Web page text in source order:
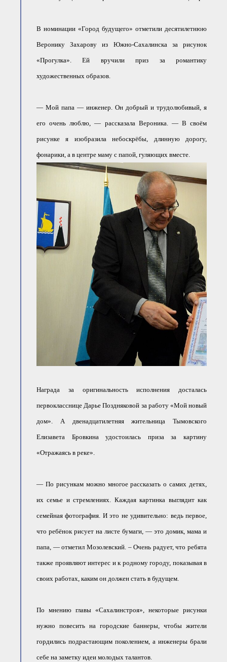
В номинации «Город будущего» отметили десятилетнюю
Веронику Захарову из Южно-Сахалинска за рисунок
«Прогулка». Ей вручили приз за романтику
художественных образов.
— Мой папа — инженер. Он добрый и трудолюбивый, я
его очень люблю, — рассказала Вероника. — В своём
рисунке я изобразила небоскрёбы, длинную дорогу,
фонарики, а в центре маму с папой, гуляющих вместе.
Награда за оригинальность исполнения досталась
первокласснице Дарье Поздняковой за работу «Мой новый
дом». А двенадцатилетняя жительница Тымовского
Елизавета Бровкина удостоилась приза за картину
«Отражаясь в реке».
— По рисункам можно многое рассказать о самих детях,
их семье и стремлениях. Каждая картинка выглядит как
семейная фотография. И это не удивительно: ведь первое,
что ребёнок рисует на листе бумаги, — это домик, мама и
папа, — отметил Мозолевский. – Очень радует, что ребята
также проявляют интерес и к родному городу, показывая в
своих работах, каким он должен стать в будущем.
По мнению главы «Сахалинстроя», некоторые рисунки
нужно повесить на городские баннеры, чтобы жители
гордились подрастающим поколением, а инженеры брали
себе на заметку идеи молодых талантов.